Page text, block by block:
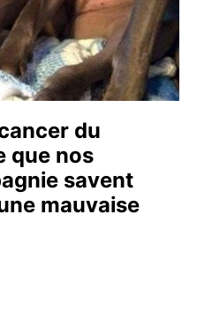
du
que nos
savent
mauvaise